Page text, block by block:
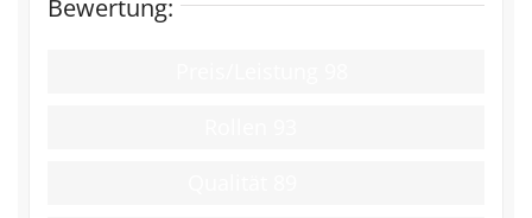
Bewertung: